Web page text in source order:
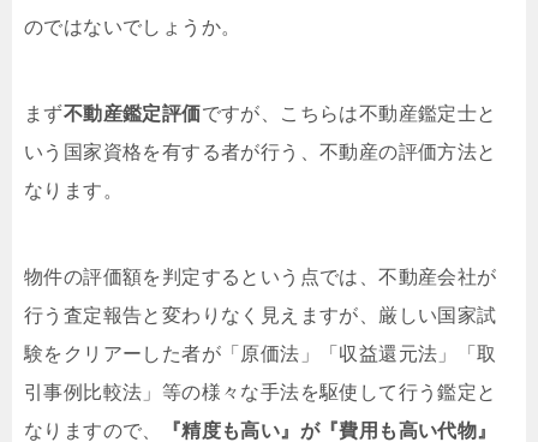
のではないでしょうか。
まず不動産鑑定評価ですが、こちらは不動産鑑定士と
いう国家資格を有する者が行う、不動産の評価方法と
なります。
物件の評価額を判定するという点では、不動産会社が
行う査定報告と変わりなく見えますが、厳しい国家試
験をクリアーした者が「原価法」「収益還元法」「取
引事例比較法」等の様々な手法を駆使して行う鑑定と
なりますので、
『精度も高い』が『費用も高い代物』